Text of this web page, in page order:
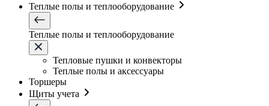
Теплые полы и теплооборудование
Теплые полы и теплооборудование
Тепловые пушки и конвекторы
Теплые полы и аксессуары
Торшеры
Щиты учета